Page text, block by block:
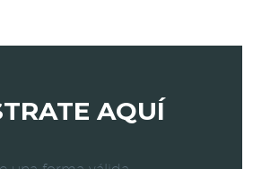
AQUÍ